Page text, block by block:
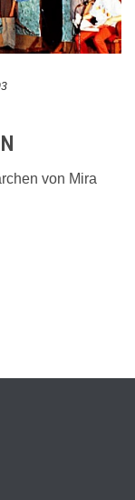
von Mira